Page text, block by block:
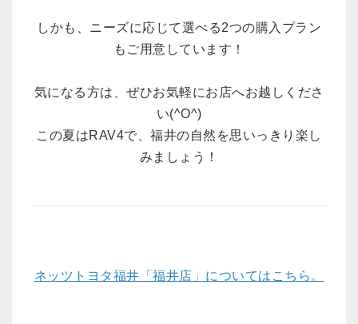
しかも、ニーズに応じて選べる2つの購入プラン
もご用意しています！
気になる方は、ぜひお気軽にお店へお越しくださ
い(^O^)
この夏はRAV4で、福井の自然を思いっきり楽し
みましょう！
ネッツトヨタ福井「福井店」についてはこちら。